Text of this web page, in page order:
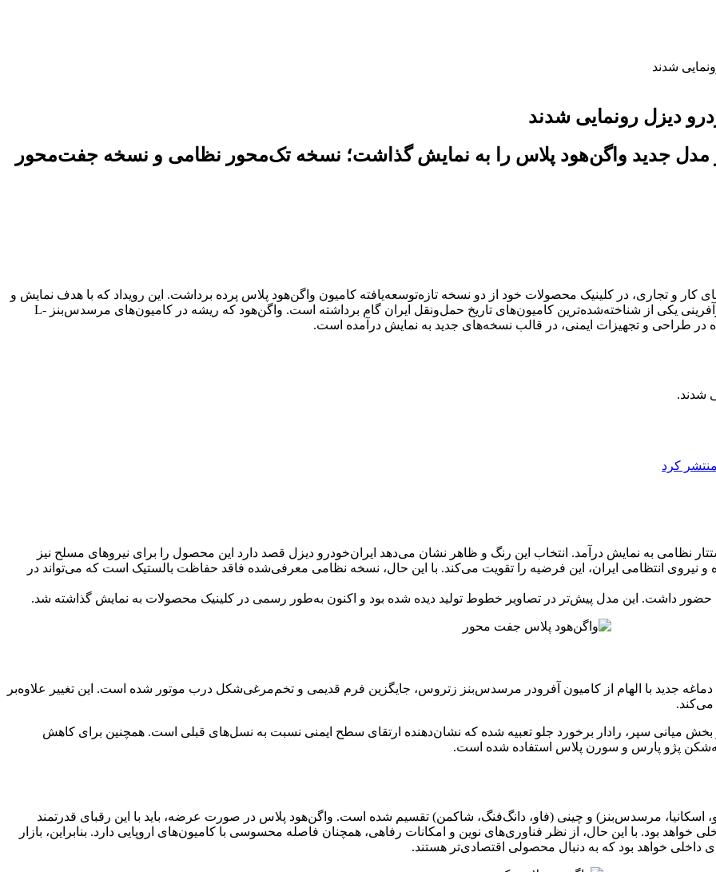
مدل جدید واگن‌هود پلاس را به نمایش گذاشت؛ نسخه تک‌محور نظامی و نسخه جفت‌محور
و تجاری، در کلینیک محصولات خود از دو نسخه تازه‌توسعه‌یافته کامیون واگن‌هود پلاس پرده برداشت. این رویداد که با هدف نمایش و
ارزیابی محصولات جدید برگزار شد، نشان داد این شرکت در مسیر بازآفرینی یکی از شناخته‌شده‌ترین کامیون‌های تاریخ حمل‌ونقل ایران گام برداشته است. واگن‌هود که ریشه در کامیون‌های مرسدس‌بنز L-
شدند.
نظامی به نمایش درآمد. انتخاب این رنگ و ظاهر نشان می‌دهد ایران‌خودرو دیزل قصد دارد این محصول را برای نیروهای مسلح نیز
و نیروی انتظامی ایران، این فرضیه را تقویت می‌کند. با این حال، نسخه نظامی معرفی‌شده فاقد حفاظت بالستیک است که می‌تواند در
داشت. این مدل پیش‌تر در تصاویر خطوط تولید دیده شده بود و اکنون به‌طور رسمی در کلینیک محصولات به نمایش گذاشته شد.
جدید با الهام از کامیون آفرودر مرسدس‌بنز زتروس، جایگزین فرم قدیمی و تخم‌مرغی‌شکل درب موتور شده است. این تغییر علاوه‌بر
میانی سپر، رادار برخورد جلو تعبیه شده که نشان‌دهنده ارتقای سطح ایمنی نسبت به نسل‌های قبلی است. همچنین برای کاهش
پژو پارس و سورن پلاس استفاده شده است.
اسکانیا، مرسدس‌بنز) و چینی (فاو، دانگ‌فنگ، شاکمن) تقسیم شده است. واگن‌هود پلاس در صورت عرضه، باید با این رقبای قدرتمند
بود. با این حال، از نظر فناوری‌های نوین و امکانات رفاهی، همچنان فاصله محسوسی با کامیون‌های اروپایی دارد. بنابراین، بازار
خواهد بود که به دنبال محصولی اقتصادی‌تر هستند.